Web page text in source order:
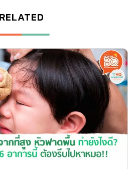
RELATED